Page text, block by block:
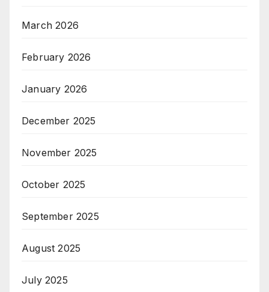
March 2026
February 2026
January 2026
December 2025
November 2025
October 2025
September 2025
August 2025
July 2025